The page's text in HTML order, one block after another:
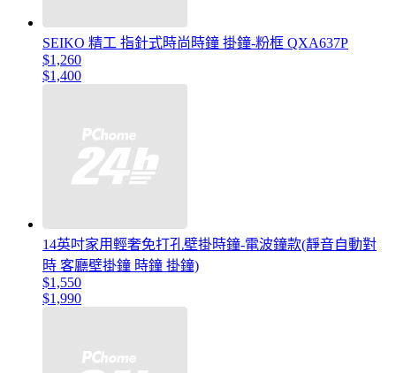
SEIKO 精工 指針式時尚時鐘 掛鐘-粉框 QXA637P
$1,260
$1,400
14英吋家用輕奢免打孔壁掛時鐘-電波鐘款(靜音自動對
時 客廳壁掛鐘 時鐘 掛鐘)
$1,550
$1,990